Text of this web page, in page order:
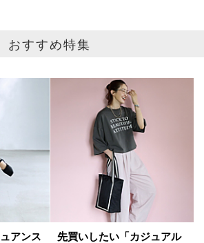
円
おすすめ特集
アンス
先買いしたい「カジュアル